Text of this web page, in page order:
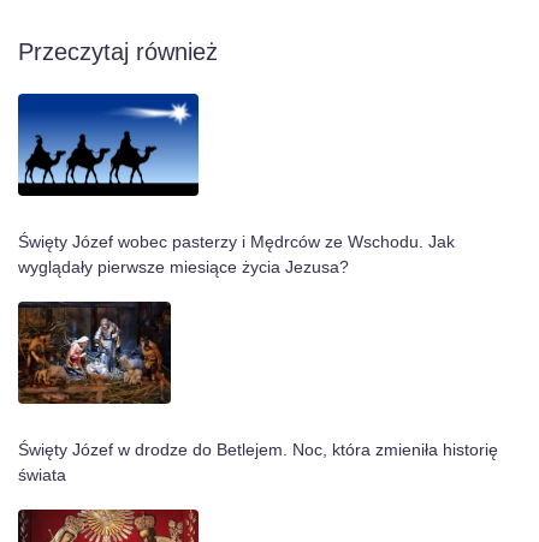
Przeczytaj również
Święty Józef wobec pasterzy i Mędrców ze Wschodu. Jak
wyglądały pierwsze miesiące życia Jezusa?
Święty Józef w drodze do Betlejem. Noc, która zmieniła historię
świata